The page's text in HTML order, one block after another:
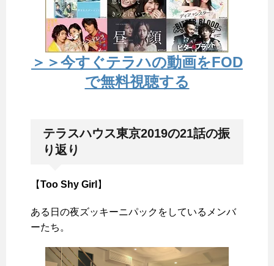
＞＞今すぐテラハの動画をFOD
で無料視聴する
テラスハウス東京2019の21話の振
り返り
【Too Shy Girl 】
ある日の夜ズッキーニパックをしているメンバ
ーたち。